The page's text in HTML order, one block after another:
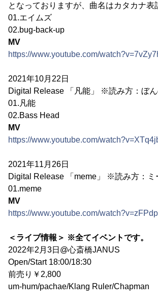
となっておりますが、曲名はカタカナ表
01.エイムズ
02.bug-back-up
MV
https://www.youtube.com/
2021年10月22日
Digital Release 「凡能」 ※読み方：ぼん
01.凡能
02.Bass Head
MV
https://www.youtube.com/
2021年11月26日
Digital Release 「meme」 ※読み方：ミ
01.meme
MV
https://www.youtube.com/
＜ライブ情報＞ ※全てイベントです。
2022年2月3日@心斎橋JANUS
Open/Start 18:00/18:30
前売り￥2,800
um-hum/pachae/Klang Ruler/Chapman